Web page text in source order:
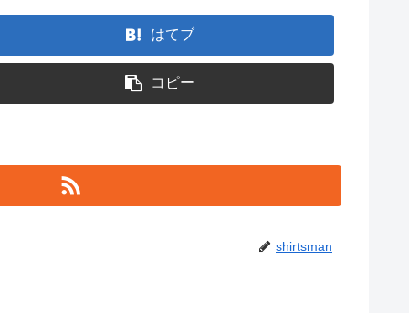
はてブ
コピー
shirtsman